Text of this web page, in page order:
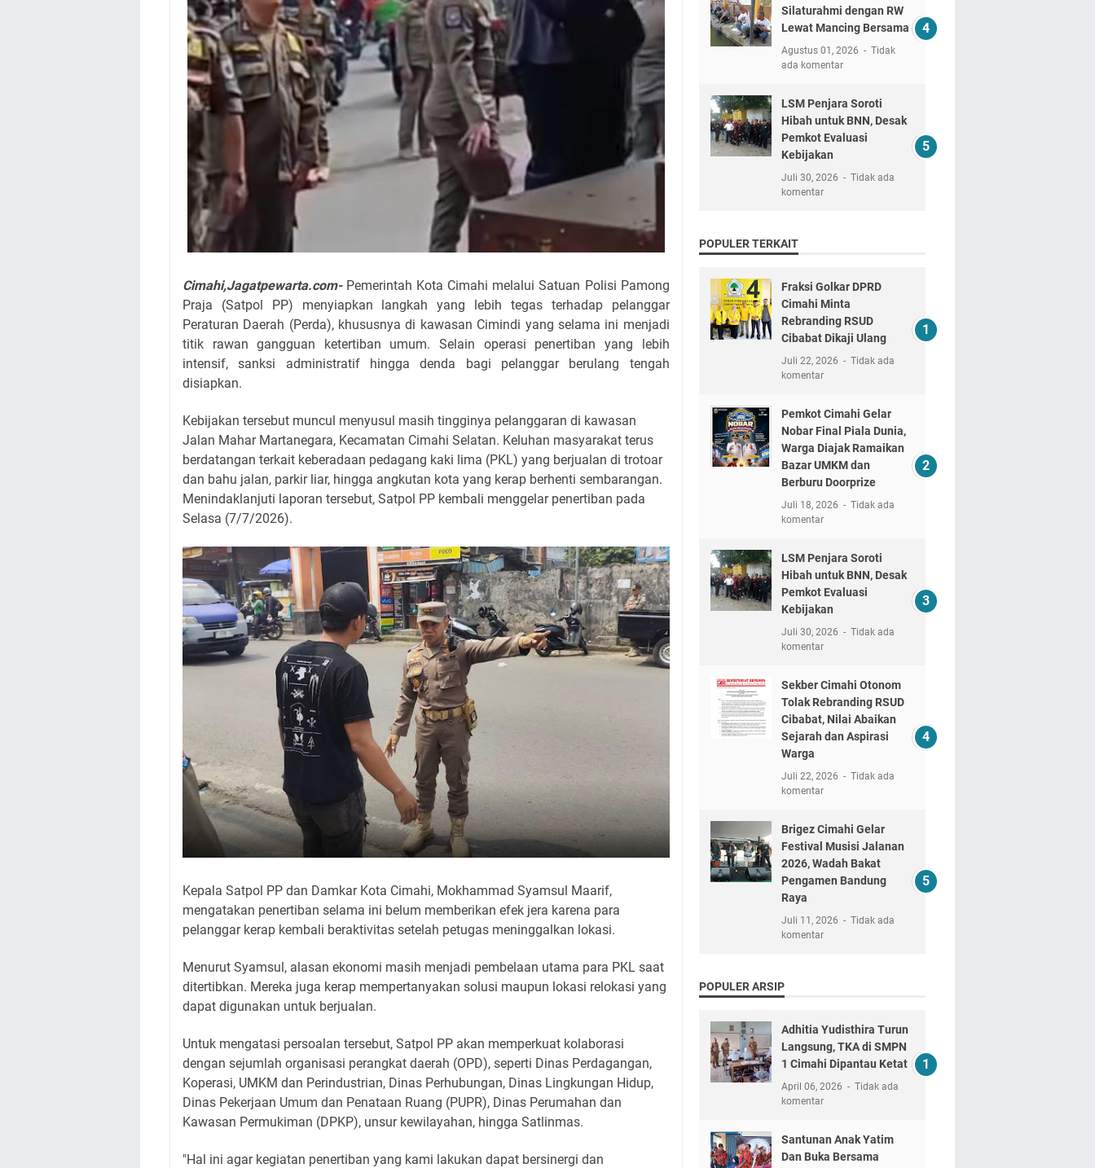
Cimahi,Jagatpewarta.com- Pemerintah Kota Cimahi melalui Satuan Polisi Pamong
Praja (Satpol PP) menyiapkan langkah yang lebih tegas terhadap pelanggar
Peraturan Daerah (Perda), khususnya di kawasan Cimindi yang selama ini menjadi
titik rawan gangguan ketertiban umum. Selain operasi penertiban yang lebih
intensif, sanksi administratif hingga denda bagi pelanggar berulang tengah
disiapkan.
Kebijakan tersebut muncul menyusul masih tingginya pelanggaran di kawasan
Jalan Mahar Martanegara, Kecamatan Cimahi Selatan. Keluhan masyarakat terus
berdatangan terkait keberadaan pedagang kaki lima (PKL) yang berjualan di trotoar
dan bahu jalan, parkir liar, hingga angkutan kota yang kerap berhenti sembarangan.
Menindaklanjuti laporan tersebut, Satpol PP kembali menggelar penertiban pada
Selasa (7/7/2026).
Kepala Satpol PP dan Damkar Kota Cimahi, Mokhammad Syamsul Maarif,
mengatakan penertiban selama ini belum memberikan efek jera karena para
pelanggar kerap kembali beraktivitas setelah petugas meninggalkan lokasi.
Menurut Syamsul, alasan ekonomi masih menjadi pembelaan utama para PKL saat
ditertibkan. Mereka juga kerap mempertanyakan solusi maupun lokasi relokasi yang
dapat digunakan untuk berjualan.
Untuk mengatasi persoalan tersebut, Satpol PP akan memperkuat kolaborasi
dengan sejumlah organisasi perangkat daerah (OPD), seperti Dinas Perdagangan,
Koperasi, UMKM dan Perindustrian, Dinas Perhubungan, Dinas Lingkungan Hidup,
Dinas Pekerjaan Umum dan Penataan Ruang (PUPR), Dinas Perumahan dan
Kawasan Permukiman (DPKP), unsur kewilayahan, hingga Satlinmas.
"Hal ini agar kegiatan penertiban yang kami lakukan dapat bersinergi dan
Silaturahmi dengan RW
Lewat Mancing Bersama
Agustus 01, 2026
Tidak
ada komentar
LSM Penjara Soroti
Hibah untuk BNN, Desak
Pemkot Evaluasi
Kebijakan
Juli 30, 2026
Tidak ada
komentar
POPULER TERKAIT
Fraksi Golkar DPRD
Cimahi Minta
Rebranding RSUD
Cibabat Dikaji Ulang
Juli 22, 2026
Tidak ada
komentar
Pemkot Cimahi Gelar
Nobar Final Piala Dunia,
Warga Diajak Ramaikan
Bazar UMKM dan
Berburu Doorprize
Juli 18, 2026
Tidak ada
komentar
LSM Penjara Soroti
Hibah untuk BNN, Desak
Pemkot Evaluasi
Kebijakan
Juli 30, 2026
Tidak ada
komentar
Sekber Cimahi Otonom
Tolak Rebranding RSUD
Cibabat, Nilai Abaikan
Sejarah dan Aspirasi
Warga
Juli 22, 2026
Tidak ada
komentar
Brigez Cimahi Gelar
Festival Musisi Jalanan
2026, Wadah Bakat
Pengamen Bandung
Raya
Juli 11, 2026
Tidak ada
komentar
POPULER ARSIP
Adhitia Yudisthira Turun
Langsung, TKA di SMPN
1 Cimahi Dipantau Ketat
April 06, 2026
Tidak ada
komentar
Santunan Anak Yatim
Dan Buka Bersama